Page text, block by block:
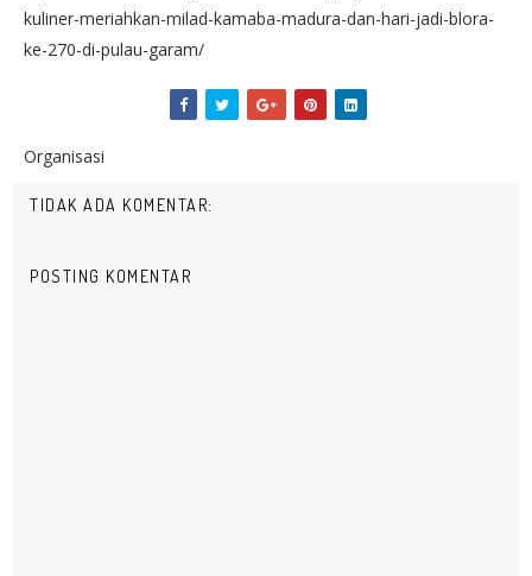
kuliner-meriahkan-milad-kamaba-madura-dan-hari-jadi-blora-
ke-270-di-pulau-garam/
Organisasi
TIDAK ADA KOMENTAR:
POSTING KOMENTAR